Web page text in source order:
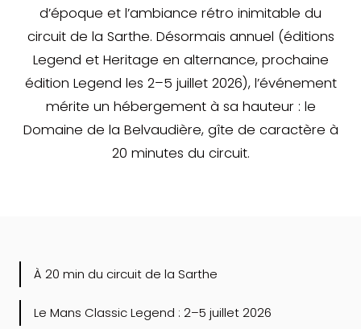
d’époque et l’ambiance rétro inimitable du
circuit de la Sarthe. Désormais annuel (éditions
Legend et Heritage en alternance, prochaine
édition Legend les 2–5 juillet 2026), l’événement
mérite un hébergement à sa hauteur : le
Domaine de la Belvaudière, gîte de caractère à
20 minutes du circuit.
À 20 min du circuit de la Sarthe
Le Mans Classic Legend : 2–5 juillet 2026